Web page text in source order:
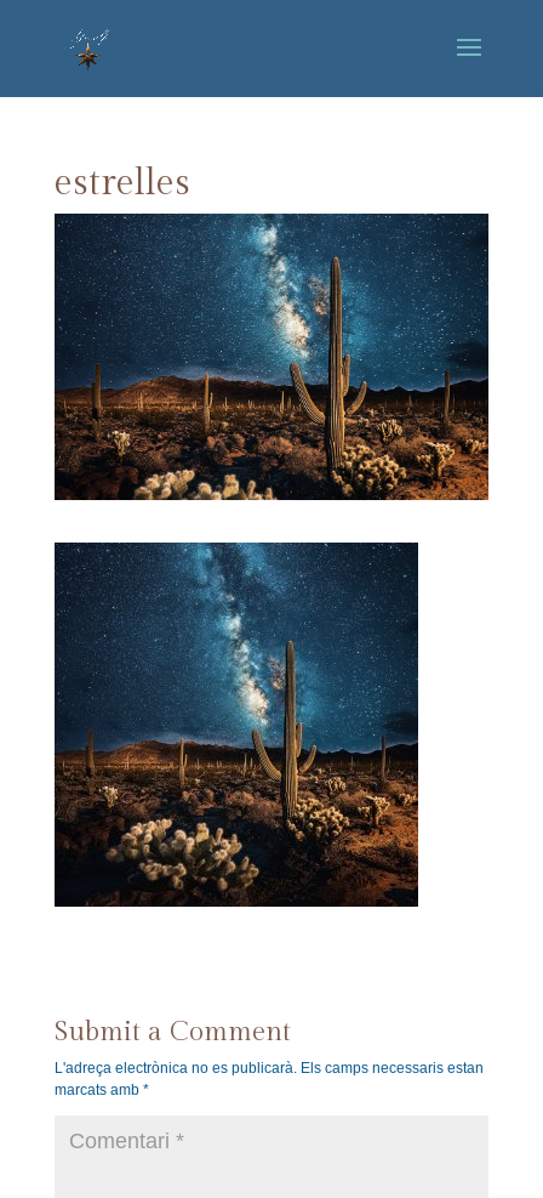
estrelles
Submit a Comment
L'adreça electrònica no es publicarà. Els camps necessaris estan
marcats amb *